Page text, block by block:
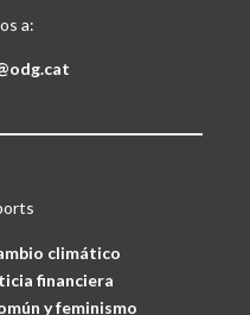
a:
climático
financiera
y feminismo